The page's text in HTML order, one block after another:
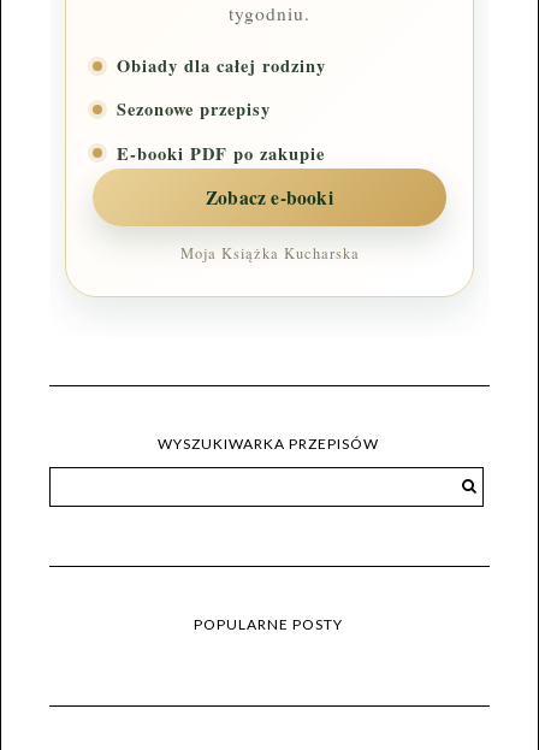
tygodniu.
Obiady dla całej rodziny
Sezonowe przepisy
E-booki PDF po zakupie
Zobacz e-booki
Moja Książka Kucharska
WYSZUKIWARKA PRZEPISÓW
POPULARNE POSTY